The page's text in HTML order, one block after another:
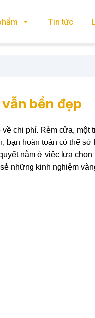
Tin tức
bền đẹp
chi phí. Rèm cửa, một
bạn hoàn toàn có thể sở
nằm ở việc lựa
những kinh nghiệm